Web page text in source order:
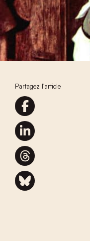
Partagez l'article